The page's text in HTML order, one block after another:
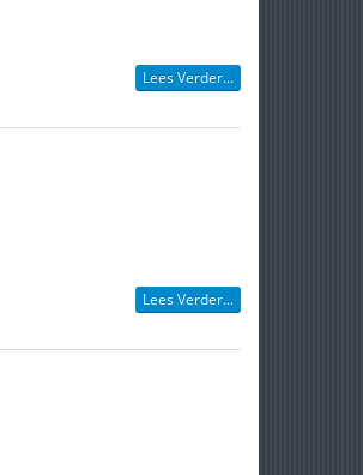
Lees Verder...
Lees Verder...